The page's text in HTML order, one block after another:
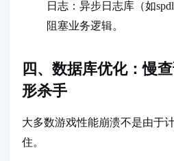
日志：异步日志库（如
阻塞业务逻辑。
四、数据库优化：慢
形杀手
大多数游戏性能崩溃不是由于
住。